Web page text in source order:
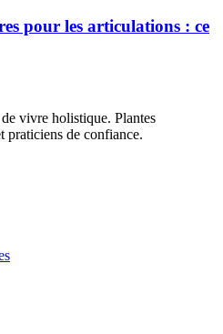
pour les articulations : ce
vivre holistique. Plantes
praticiens de confiance.